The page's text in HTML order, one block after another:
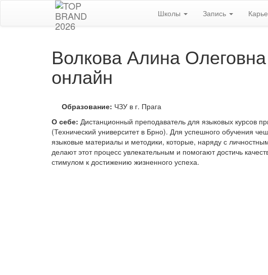
Школы Запись
Волкова Алина
онлайн
Образование: ЧЗУ в г. Прага
О себе: Дистанционный преподаватель для языковых курсов
(Технический университет в Брно). Для успешного обучения
языковые материалы и методики, которые, наряду с
делают этот процесс увлекательным и помогают достичь
стимулом к достижению жизненного успеха.